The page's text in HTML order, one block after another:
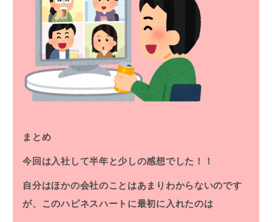
まとめ
今回は入社して半年と少しの感想でした！！
自分はほかの会社のことはあまりわからないのです
が、このハピネスハートに最初に入れたのは